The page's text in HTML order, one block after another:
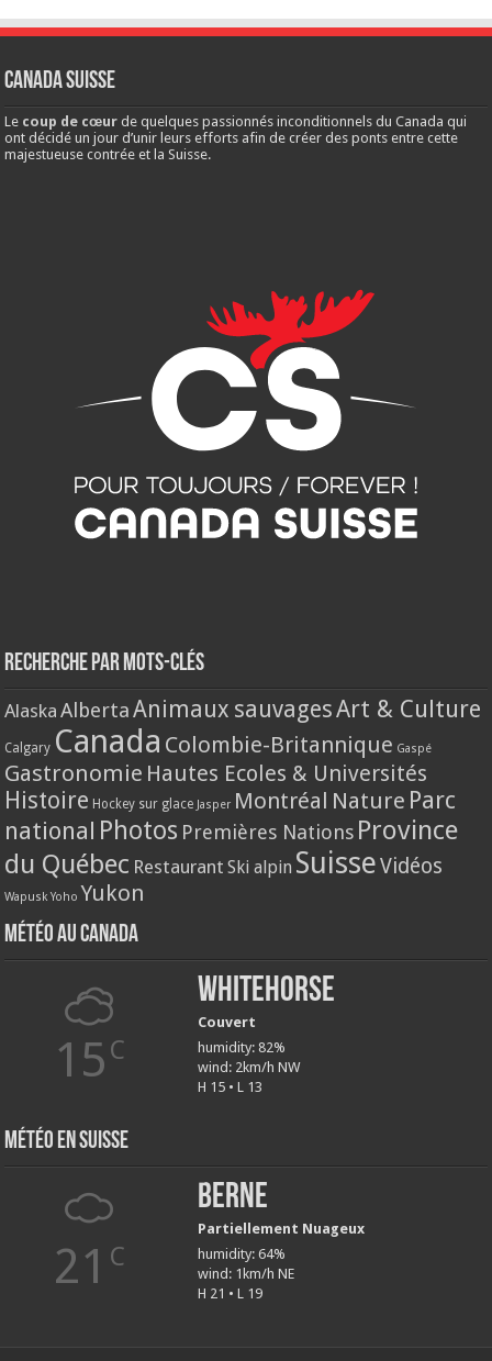
Canada Suisse
Le coup de cœur de quelques passionnés inconditionnels du Canada qui
ont décidé un jour d’unir leurs efforts afin de créer des ponts entre cette
majestueuse contrée et la Suisse.
Recherche par mots-clés
Alaska Alberta Animaux sauvagesArt & Culture
Calgary Canada Colombie-Britannique Gaspé
Gastronomie Hautes Ecoles & Universités
Histoire Hockey sur glace Jasper Montréal Nature Parc
national Photos Premières Nations Province
du Québec Restaurant Ski alpin SuisseVidéos
Wapusk Yoho Yukon
Météo au Canada
15 C
Whitehorse
Couvert
humidity: 82%
wind: 2km/h NW
H 15 • L 13
Météo en Suisse
21 C
Berne
Partiellement Nuageux
humidity: 64%
wind: 1km/h NE
H 21 • L 19